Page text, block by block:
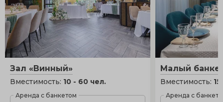
Зал «Винный»
Вместимость: 10 - 60 чел.
Аренда с банкетом
Малый
Вместимость:
Аренда с